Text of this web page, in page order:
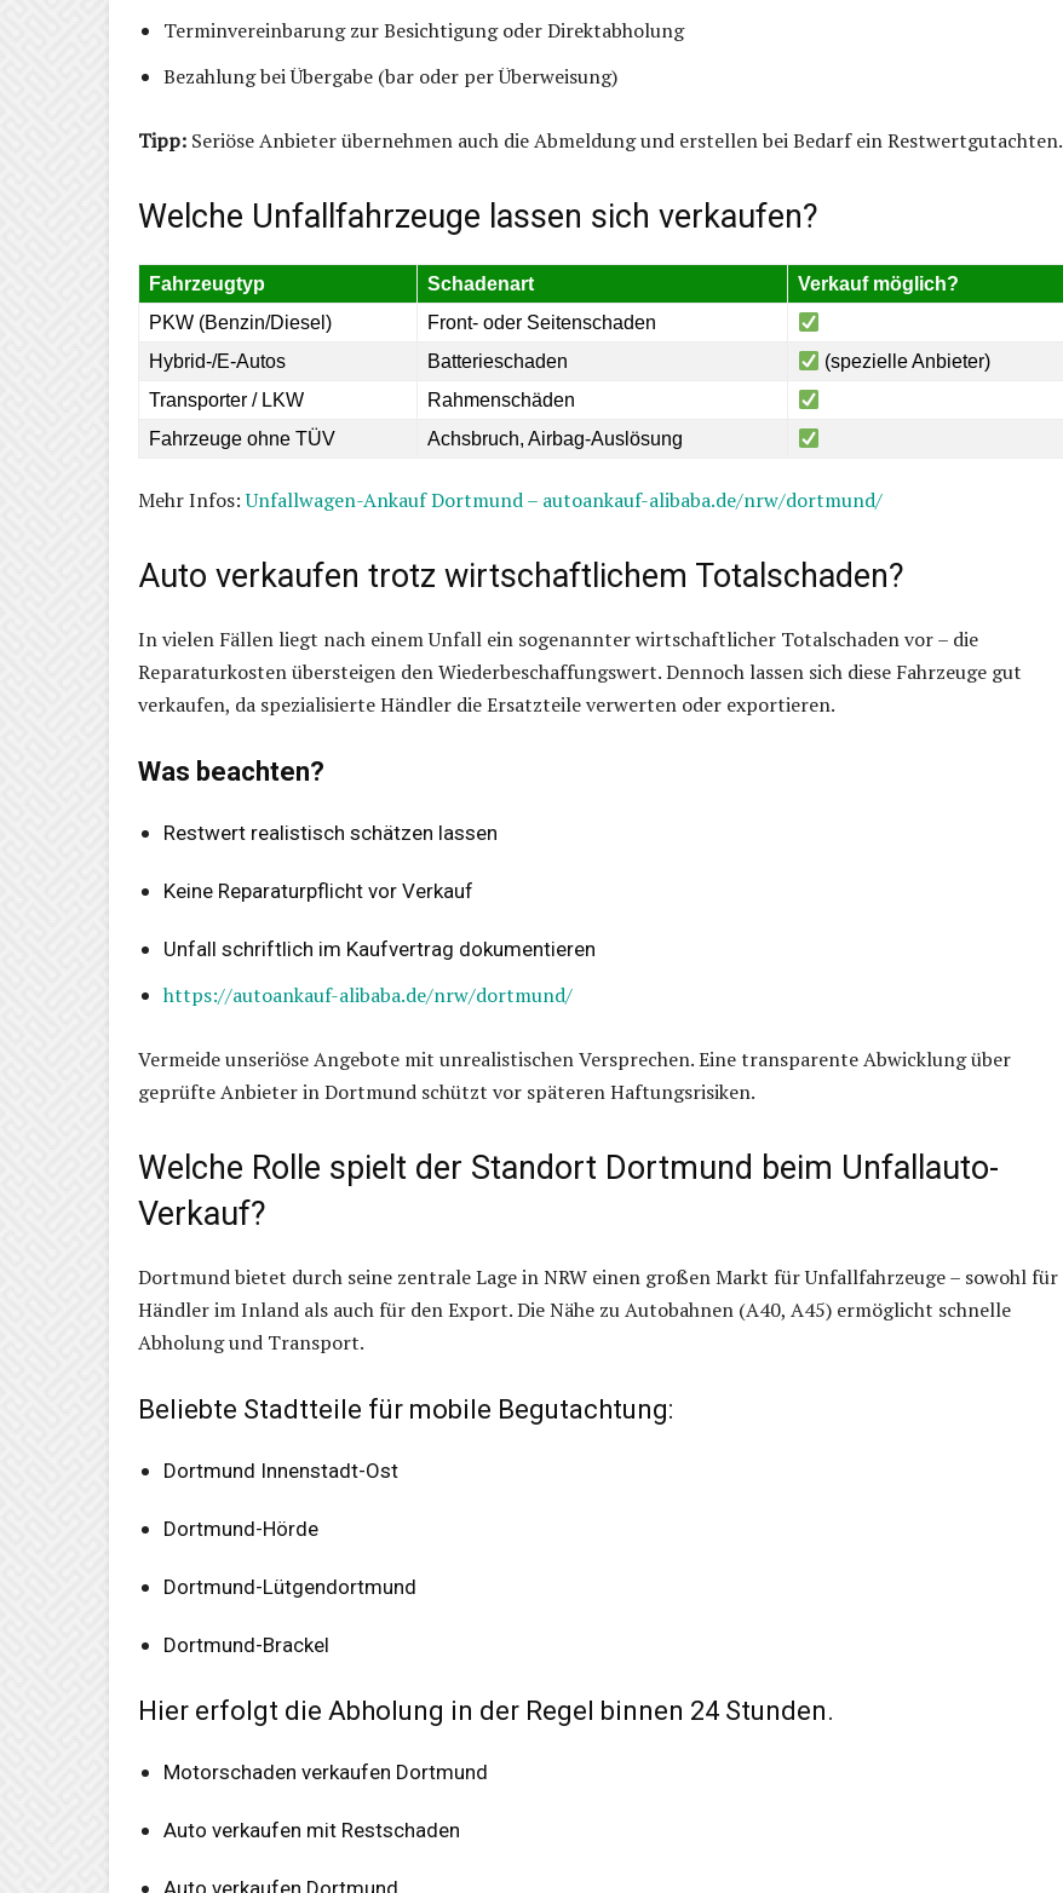
Terminvereinbarung zur Besichtigung oder Direktabholung
Bezahlung bei Übergabe (bar oder per Überweisung)
Tipp: Seriöse Anbieter übernehmen auch die Abmeldung und erstellen bei Bedarf ein Restwertgutachten.
Welche Unfallfahrzeuge lassen sich verkaufen?
Fahrzeugtyp Schadenart
Verkauf möglich?
PKW (Benzin/Diesel)
Front- oder Seitenschaden
Hybrid-/E-Autos
Batterieschaden
(spezielle Anbieter)
Transporter / LKW
Rahmenschäden
Fahrzeuge ohne TÜV
Achsbruch, Airbag-Auslösung
Mehr Infos:Unfallwagen-Ankauf Dortmund – autoankauf-alibaba.de/nrw/dortmund/
Auto verkaufen trotz wirtschaftlichem Totalschaden?
In vielen Fällen liegt nach einem Unfall ein sogenannter wirtschaftlicher Totalschaden vor – die
Reparaturkosten übersteigen den Wiederbeschaffungswert. Dennoch lassen sich diese Fahrzeuge gut
verkaufen, da spezialisierte Händler die Ersatzteile verwerten oder exportieren.
Was beachten?
Restwert realistisch schätzen lassen
Keine Reparaturpflicht vor Verkauf
Unfall schriftlich im Kaufvertrag dokumentieren
https://autoankauf-alibaba.de/nrw/dortmund/
Vermeide unseriöse Angebote mit unrealistischen Versprechen. Eine transparente Abwicklung über
geprüfte Anbieter in Dortmund schützt vor späteren Haftungsrisiken.
Welche Rolle spielt der Standort Dortmund beim Unfallauto-
Verkauf?
Dortmund bietet durch seine zentrale Lage in NRW einen großen Markt für Unfallfahrzeuge – sowohl für
Händler im Inland als auch für den Export. Die Nähe zu Autobahnen (A40, A45) ermöglicht schnelle
Abholung und Transport.
Beliebte Stadtteile für mobile Begutachtung:
Dortmund Innenstadt-Ost
Dortmund-Hörde
Dortmund-Lütgendortmund
Dortmund-Brackel
Hier erfolgt die Abholung in der Regel binnen 24 Stunden.
Motorschaden verkaufen Dortmund
Auto verkaufen mit Restschaden